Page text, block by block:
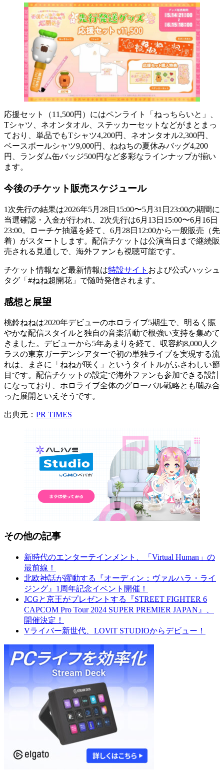
応援セット（11,500円）にはペンライト「ねっちらいと」、
Tシャツ、ネオンタオル、ステッカーセットなどがまとまっ
ており、単品でもTシャツ4,200円、ネオンタオル2,300円、
ベースボールシャツ9,000円、ねねちの夏休みバッグ4,200
円、ランダム缶バッジ500円など多彩なラインナップが揃い
ます。
今後のチケット販売スケジュール
1次先行の結果は2026年5月28日15:00〜5月31日23:00の期間に
当選確認・入金が行われ、2次先行は6月13日15:00〜6月16日
23:00。ローチケ抽選を経て、6月28日12:00から一般販売（先
着）がスタートします。配信チケットは公演当日まで継続販
売される見通しで、海外ファンも視聴可能です。
チケット情報など最新情報は特設サイト および公式ハッシュ
タグ「#ねね超開花」で随時発信されます。
感想と展望
桃鈴ねねは2020年デビューのホロライブ5期生で、明るく賑
やかな配信スタイルと独自の音楽活動で根強い支持を集めて
きました。デビューから5年あまりを経て、収容約8,000人ク
ラスの東京ガーデンシアターで初の単独ライブを実現する流
れは、まさに「ねねが咲く」というタイトルがふさわしい節
目です。配信チケットの設定で海外ファンも参加できる設計
になっており、ホロライブ全体のグローバル戦略とも噛み合
った展開といえそうです。
出典元： PR TIMES
その他の記事
新時代のエンターテインメント、「Virtual Human」の
最前線！
北欧神話が躍動する『オーディン：ヴァルハラ・ライ
ジング』1周年記念イベント開催！
JCGと京王がプレゼントする『STREET FIGHTER 6
CAPCOM Pro Tour 2024 SUPER PREMIER JAPAN』、
開催決定！
Vライバー新世代、LOViT STUDIOからデビュー！
Elgato:SP